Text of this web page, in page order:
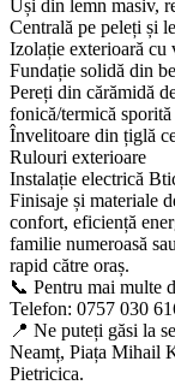
Uși din lemn masiv,
Centrală pe peleți și
Izolație exterioară cu
Fundație solidă din
Pereți din cărămidă
fonică/termică sporită
Învelitoare din țiglă
Rulouri exterioare
Instalație electrică
Finisaje și materiale
confort, eficiență
familie numeroasă
rapid către oraș.
📞 Pentru mai multe
Telefon: 0757 030
📍 Ne puteți găsi la
Neamț, Piața Mihail
Pietricica.